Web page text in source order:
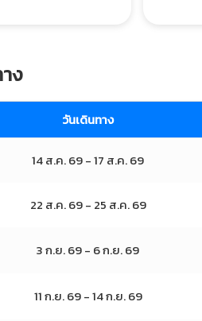
ง
วันเดินทาง
14 ส.ค. 69 - 17 ส.ค. 69
22 ส.ค. 69 - 25 ส.ค. 69
3 ก.ย. 69 - 6 ก.ย. 69
11 ก.ย. 69 - 14 ก.ย. 69